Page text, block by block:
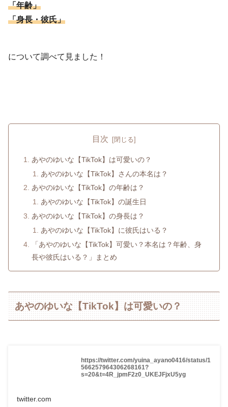
「年齢」
「身長・彼氏」
について調べて見ました！
目次
あやのゆいな【TikTok】は可愛いの？
あやのゆいな【TikTok】さんの本名は？
あやのゆいな【TikTok】の年齢は？
あやのゆいな【TikTok】の誕生日
あやのゆいな【TikTok】の身長は？
あやのゆいな【TikTok】に彼氏はいる？
「あやのゆいな【TikTok】可愛い？本名は？年齢、身
長や彼氏はいる？」まとめ
あやのゆいな【TikTok】は可愛いの？
https://twitter.com/yuina_ayano0416/status/1
566257964306268161?
s=20&t=4R_jpmF2z0_UKEJFjxU5yg
twitter.com